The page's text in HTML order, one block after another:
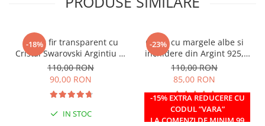
-18%
Colier fir transparent cu
Cristal Swarovski Argintiu in
Caseta din Argint 925
110,00 RON
90,00 RON
IN STOC
-23%
-15% EXTRA REDUCERE CU
CODUL ”VARA”
LA COMENZI DE MINIM 99
Colier cu margele albe si
inchidere din Argint 925,
reglabil 38-41 cm
110,00 RON
85,00 RON
IN STOC